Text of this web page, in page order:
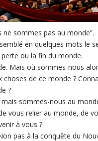
ne sommes pas au monde”.
en quelques mots le
ou la fin du monde.
Mais où sommes-nous
choses de ce monde ?
?
sommes-nous au
vous relier au monde, de
à vous ?
pas à la conquête du